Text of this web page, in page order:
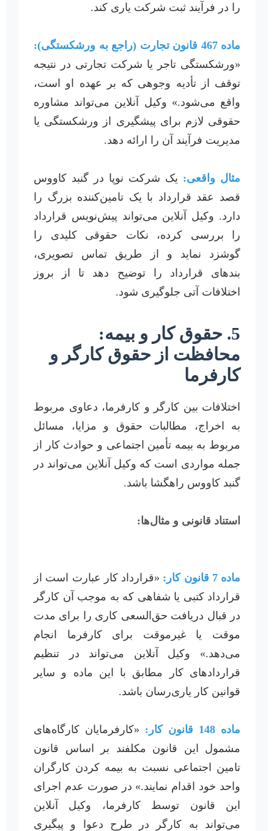
را در فرآیند ثبت شرکت یاری کند.
ماده 467 قانون تجارت (راجع به ورشکستگی):
«ورشکستگی تاجر یا شرکت تجارتی در نتیجه
توقف از تأدیه وجوهی که بر عهده او است،
واقع می‌شود.» وکیل آنلاین می‌تواند مشاوره
حقوقی لازم برای پیشگیری از ورشکستگی یا
مدیریت فرآیند آن را ارائه دهد.
مثال واقعی: یک شرکت نوپا در گنبد کاووس
قصد عقد قرارداد با یک تامین‌کننده بزرگ را
دارد. وکیل آنلاین می‌تواند پیش‌نویس قرارداد
را بررسی کرده، نکات حقوقی کلیدی را
گوشزد نماید و از طریق تماس تصویری،
بندهای قرارداد را توضیح دهد تا از بروز
اختلافات آتی جلوگیری شود.
5. حقوق کار و بیمه:
محافظت از حقوق کارگر و
کارفرما
اختلافات بین کارگر و کارفرما، دعاوی مربوط
به اخراج، مطالبات حقوق و مزایا، مسائل
مربوط به بیمه تأمین اجتماعی و حوادث کار از
جمله مواردی است که وکیل آنلاین می‌تواند در
گنبد کاووس راهگشا باشد.
استناد قانونی و مثال‌ها:
ماده 7 قانون کار:
«قرارداد کار عبارت است از
قرارداد کتبی یا شفاهی که به موجب آن کارگر
در قبال دریافت حق‌السعی کاری را برای مدت
موقت یا غیرموقت برای کارفرما انجام
می‌دهد.» وکیل آنلاین می‌تواند در تنظیم
قراردادهای کار مطابق با این ماده و سایر
قوانین کار یاری‌رسان باشد.
ماده 148 قانون کار:
«کارفرمایان کارگاه‌های
مشمول این قانون مکلفند بر اساس قانون
تامین اجتماعی نسبت به بیمه کردن کارگران
واحد خود اقدام نمایند.» در صورت عدم اجرای
این قانون توسط کارفرما، وکیل آنلاین
می‌تواند به کارگر در طرح دعوا و پیگیری